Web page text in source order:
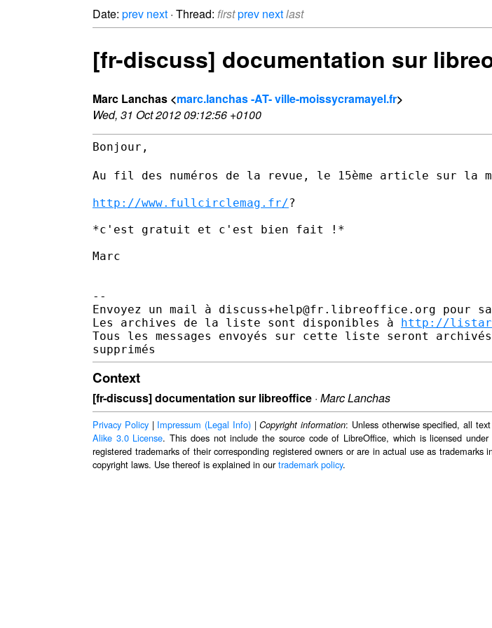
Date: prev next · Thread: firstprev nextlast
[fr-discuss] documentation sur
Marc Lanchas <marc.lanchas -AT- ville-moissycramayel.fr>
Wed, 31 Oct 2012 09:12:56 +0100
Bonjour,
Au fil des numéros de la revue, le 15ème article sur la
http://www.fullcirclemag.fr/?
*c'est gratuit et c'est bien fait !*
Marc
--
Envoyez un mail à discuss+help@fr.libreoffice.org pour
Les archives de la liste sont disponibles à http://
Tous les messages envoyés sur cette liste seront
Context
[fr-discuss] documentation sur libreoffice · Marc Lanchas
Privacy Policy| Impressum (Legal Info)|Copyright information: Unless otherwise specified, all
Alike 3.0 License. This does not include the source code of LibreOffice, which is licensed
registered trademarks of their corresponding registered owners or are in actual use as
copyright laws. Use thereof is explained in ourtrademark policy.